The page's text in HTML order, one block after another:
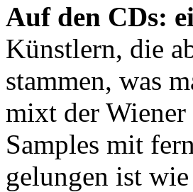
Auf den CDs:
Künstlern, die
stammen, was
mixt der
Samples mit
gelungen ist